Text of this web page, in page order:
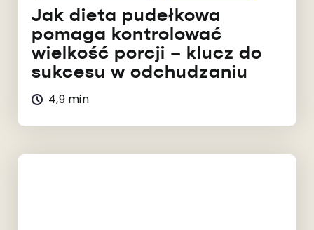
Jak dieta pudełkowa
pomaga kontrolować
wielkość porcji – klucz do
sukcesu w odchudzaniu
4,9 min